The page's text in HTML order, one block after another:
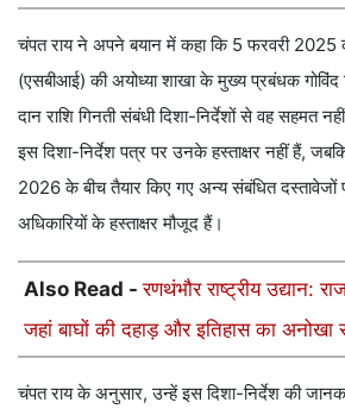
चंपत राय ने अपने बयान में कहा कि 5 फरवरी 2025
(एसबीआई) की अयोध्या शाखा के मुख्य प्रबंधक गोविंद
दान राशि गिनती संबंधी दिशा-निर्देशों से वह सहमत
इस दिशा-निर्देश पत्र पर उनके हस्ताक्षर नहीं हैं,
2026 के बीच तैयार किए गए अन्य संबंधित
अधिकारियों के हस्ताक्षर मौजूद हैं।
Also Read -रणथंभौर राष्ट्रीय उद्यान:
जहां बाघों की दहाड़ और इतिहास का अनोखा
चंपत राय के अनुसार, उन्हें इस दिशा-निर्देश की